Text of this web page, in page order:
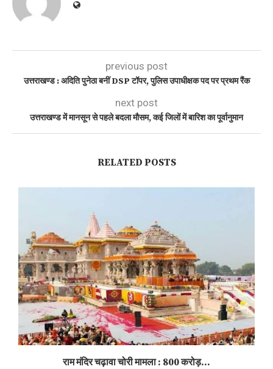
previous post
उत्तराखण्ड : अदिति पुनेठा बनीं DSP टॉपर, पुलिस उपाधीक्षक पद पर प्रथम रैंक
next post
उत्तराखण्ड में मानसून से पहले बदला मौसम, कई जिलों में बारिश का पूर्वानुमान
RELATED POSTS
राम मंदिर चढ़ावा चोरी मामला : 800 करोड़...